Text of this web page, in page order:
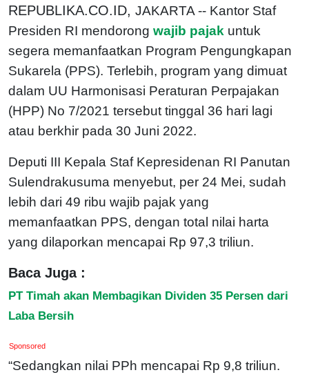
REPUBLIKA.CO.ID, JAKARTA -- Kantor Staf
Presiden RI mendorong wajib pajak untuk
segera memanfaatkan Program Pengungkapan
Sukarela (PPS). Terlebih, program yang dimuat
dalam UU Harmonisasi Peraturan Perpajakan
(HPP) No 7/2021 tersebut tinggal 36 hari lagi
atau berkhir pada 30 Juni 2022.
Deputi III Kepala Staf Kepresidenan RI Panutan
Sulendrakusuma menyebut, per 24 Mei, sudah
lebih dari 49 ribu wajib pajak yang
memanfaatkan PPS, dengan total nilai harta
yang dilaporkan mencapai Rp 97,3 triliun.
Baca Juga :
PT Timah akan Membagikan Dividen 35 Persen dari
Laba Bersih
Sponsored
“Sedangkan nilai PPh mencapai Rp 9,8 triliun.